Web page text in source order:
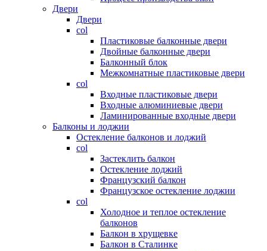
Двери
Двери
col
Пластиковые балконные двери
Двойные балконные двери
Балконный блок
Межкомнатные пластиковые двери
col
Входные пластиковые двери
Входные алюминиевые двери
Ламинированные входные двери
Балконы и лоджии
Остекление балконов и лоджий
col
Застеклить балкон
Остекление лоджий
Французский балкон
Французское остекление лоджии
col
Холодное и теплое остекление
балконов
Балкон в хрущевке
Балкон в Сталинке